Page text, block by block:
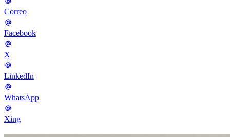
Correo
Facebook
X
LinkedIn
WhatsApp
Xing